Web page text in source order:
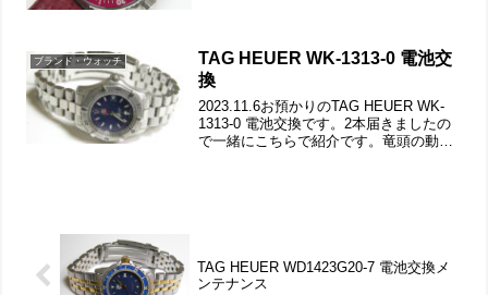
ブランド・ウォッチ
TAG HEUER WK-1313-0 電池交
換
2023.11.6お預かりのTAG HEUER WK-
1313-0 電池交換です。2本届きましたの
で一緒にこちらで紹介です。竜頭の動き
TAG HEUER WD1423G20-7 電池交換メ
ンテナンス